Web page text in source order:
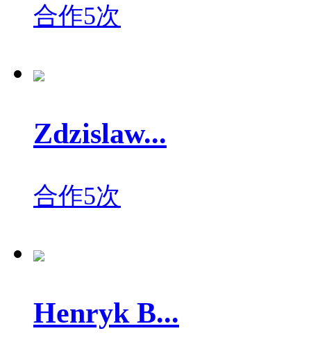
合作5次
Zdzislaw...
合作5次
Henryk B...